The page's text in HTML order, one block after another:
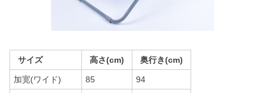
サイズ 高さ(cm) 奥行き(cm)
加宽(ワイド) 85 94